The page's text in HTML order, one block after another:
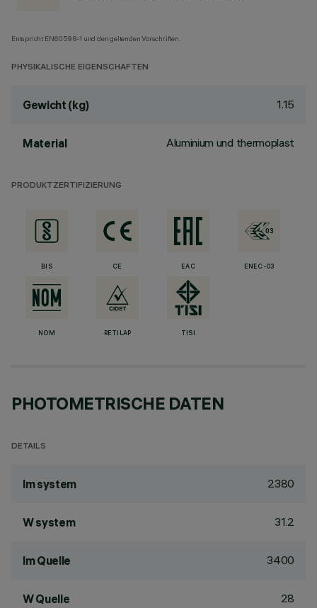
Entspricht EN60598-1 und den geltenden Vorschriften.
PHYSIKALISCHE EIGENSCHAFTEN
Gewicht (kg) 1.15
Material Aluminium und thermoplast
PRODUKTZERTIFIZIERUNG
BIS CE EAC ENEC-03
NOM RETILAP TISI
PHOTOMETRISCHE DATEN
DETAILS
lm system 2380
W system 31.2
lm Quelle 3400
W Quelle 28